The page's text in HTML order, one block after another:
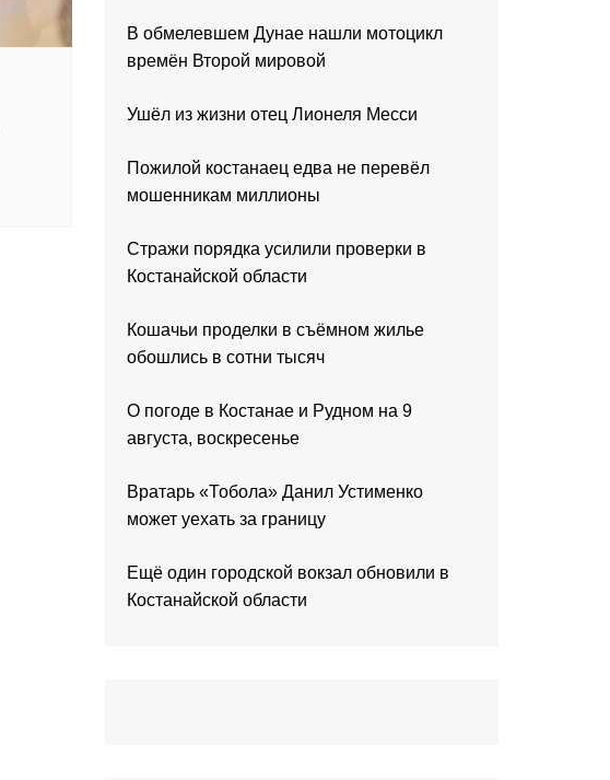
В обмелевшем Дунае нашли мотоцикл
времён Второй мировой
Ушёл из жизни отец Лионеля Месси
Пожилой костанаец едва не перевёл
мошенникам миллионы
Стражи порядка усилили проверки в
Костанайской области
Кошачьи проделки в съёмном жилье
обошлись в сотни тысяч
О погоде в Костанае и Рудном на 9
августа, воскресенье
Вратарь «Тобола» Данил Устименко
может уехать за границу
Ещё один городской вокзал обновили в
Костанайской области